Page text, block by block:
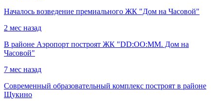
Началось возведение премиального ЖК "Дом на Часовой"
2 мес назад
В районе Аэропорт построят ЖК "DD:ОО:ММ. Дом на
Часовой"
7 мес назад
Современный образовательный комплекс построят в районе
Щукино